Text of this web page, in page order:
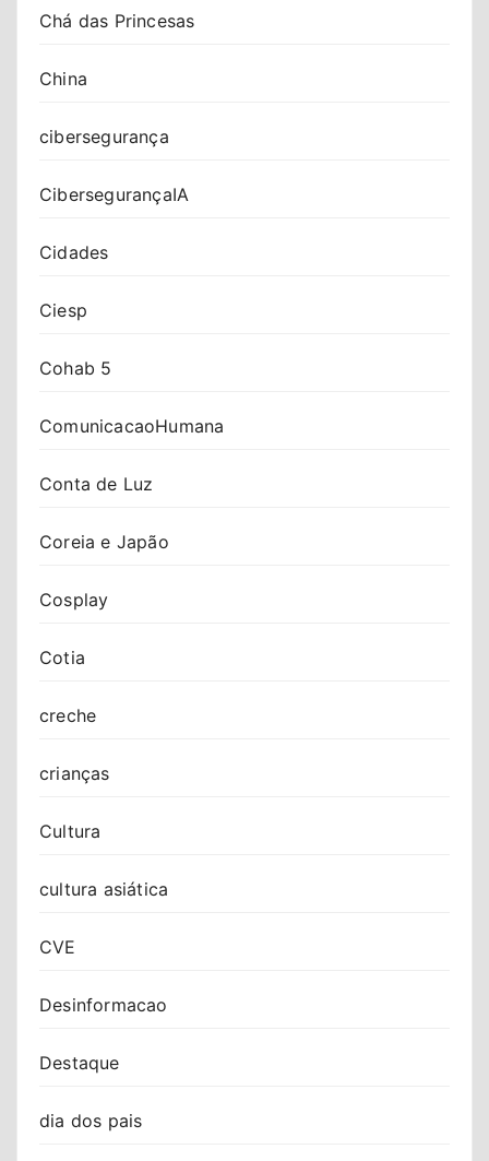
Chá das Princesas
China
cibersegurança
CibersegurançaIA
Cidades
Ciesp
Cohab 5
ComunicacaoHumana
Conta de Luz
Coreia e Japão
Cosplay
Cotia
creche
crianças
Cultura
cultura asiática
CVE
Desinformacao
Destaque
dia dos pais